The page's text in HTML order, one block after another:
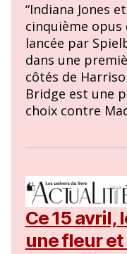
“Indiana Jones
cinquième opus
lancée par
dans une
côtés de
Bridge est une
choix contre
Ce 15
une fleur